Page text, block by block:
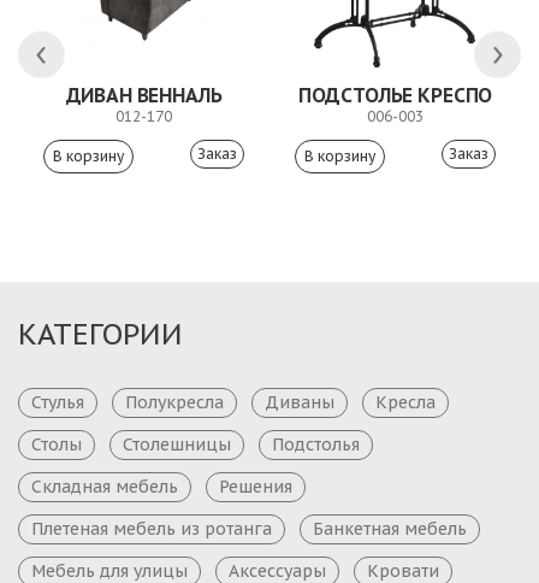
ДИВАН ВЕННАЛЬ
012-170
Заказ
ПОДСТОЛЬЕ КРЕСПО
006-003
Заказ
КАТЕГОРИИ
Стулья Полукресла Диваны
Кресла
Столы
Столешницы
Подстолья
Складная мебель
Решения
Плетеная мебель из ротанга
Банкетная мебель
Мебель для улицы
Аксессуары Кровати